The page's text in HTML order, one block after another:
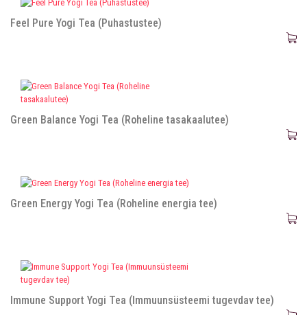
Feel Pure Yogi Tea (Puhastustee)
Green Balance Yogi Tea (Roheline tasakaalutee)
Green Energy Yogi Tea (Roheline energia tee)
Immune Support Yogi Tea (Immuunsüsteemi tugevdav tee)